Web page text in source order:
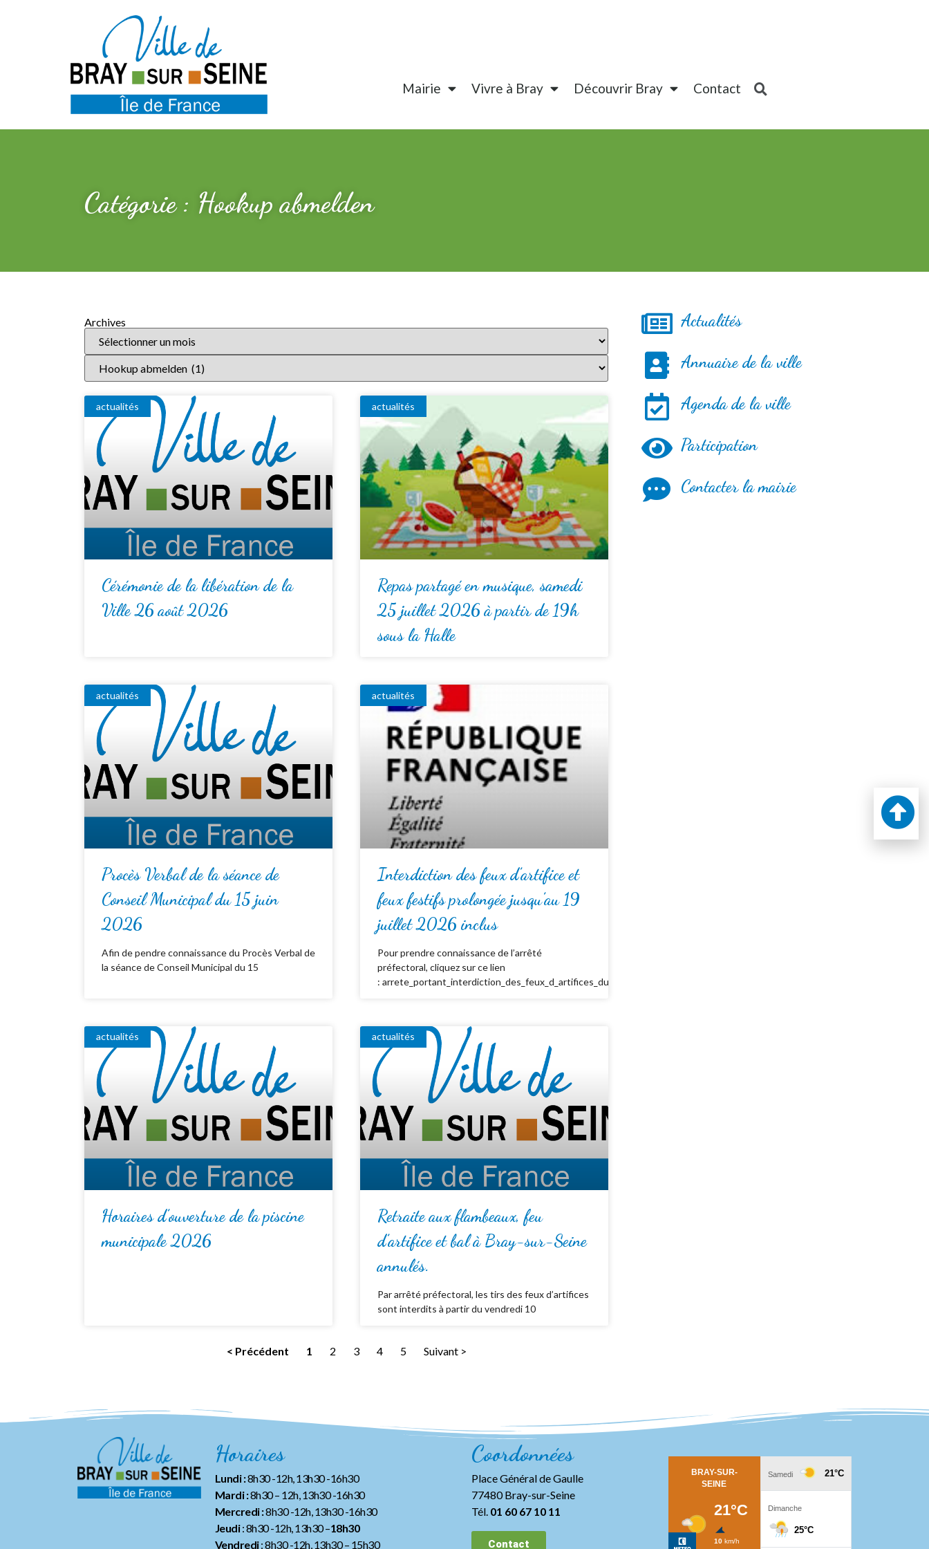
Mairie Vivre à Bray Découvrir Bray Contact
Catégorie : Hookup abmelden
Archives
actualités
Cérémonie de la libération de la
Ville 26 août 2026
actualités
Repas partagé en musique, samedi
25 juillet 2026 à partir de 19h
sous la Halle
actualités
Procès Verbal de la séance de
Conseil Municipal du 15 juin
2026
Afin de pendre connaissance du Procès Verbal de
la séance de Conseil Municipal du 15
actualités
Interdiction des feux d’artifice et
feux festifs prolongée jusqu’au 19
juillet 2026 inclus
Pour prendre connaissance de l’arrêté
préfectoral, cliquez sur ce lien
: arrete_portant_interdiction_des_feux_d_artifices_du_15_au_19_juillet_2026
actualités
Horaires d’ouverture de la piscine
municipale 2026
actualités
Retraite aux flambeaux, feu
d’artifice et bal à Bray-sur-Seine
annulés.
Par arrêté préfectoral, les tirs des feux d’artifices
sont interdits à partir du vendredi 10
< Précédent 1 2 3 4 5 Suivant >
Actualités
Annuaire de la ville
Agenda de la ville
Participation
Contacter la mairie
Horaires
Lundi :8h30 -12h, 13h30 -16h30
Mardi :8h30 – 12h, 13h30 -16h30
Mercredi :8h30 -12h, 13h30 -16h30
Jeudi: 8h30 -12h, 13h30 –18h30
Vendredi: 8h30 -12h, 13h30– 15h30
Coordonnées
Place Général de Gaulle
77480 Bray-sur-Seine
Tél. 01 60 67 10 11
Contact